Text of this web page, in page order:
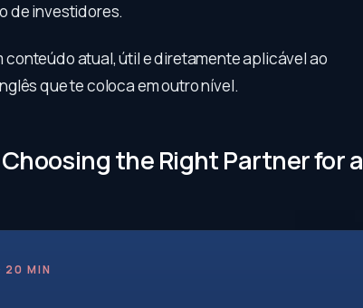
de investidores.
conteúdo atual, útil e diretamente aplicável ao
que te coloca em outro nível.
the Right Partner for a
20 MIN